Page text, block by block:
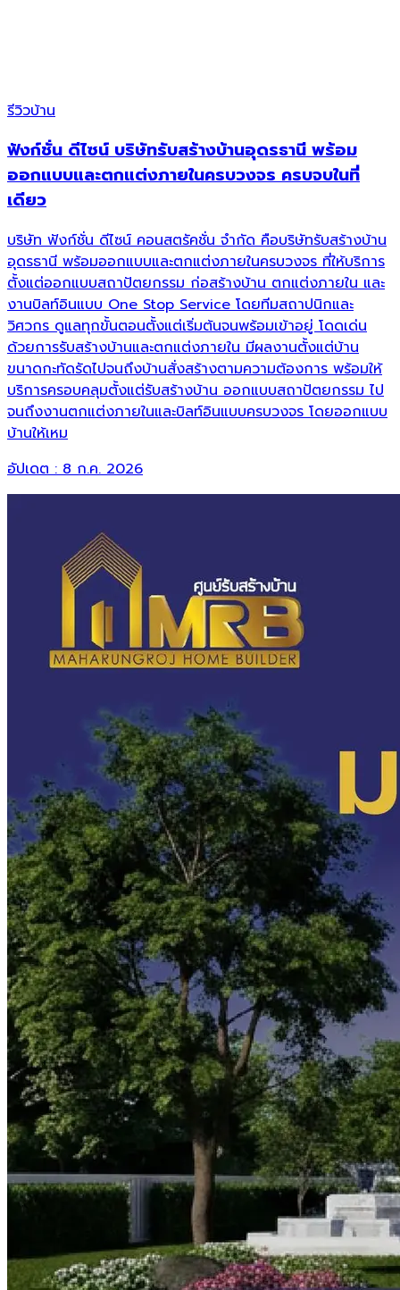
รีวิวบ้าน
ฟังก์ชั่น ดีไซน์ บริษัทรับสร้างบ้านอุดรธานี พร้อม
ออกแบบและตกแต่งภายในครบวงจร ครบจบในที่
เดียว
บริษัท ฟังก์ชั่น ดีไซน์ คอนสตรัคชั่น จำกัด คือบริษัทรับสร้างบ้าน
อุดรธานี พร้อมออกแบบและตกแต่งภายในครบวงจร ที่ให้บริการ
ตั้งแต่ออกแบบสถาปัตยกรรม ก่อสร้างบ้าน ตกแต่งภายใน และ
งานบิลท์อินแบบ One Stop Service โดยทีมสถาปนิกและ
วิศวกร ดูแลทุกขั้นตอนตั้งแต่เริ่มต้นจนพร้อมเข้าอยู่ โดดเด่น
ด้วยการรับสร้างบ้านและตกแต่งภายใน มีผลงานตั้งแต่บ้าน
ขนาดกะทัดรัดไปจนถึงบ้านสั่งสร้างตามความต้องการ พร้อมให้
บริการครอบคลุมตั้งแต่รับสร้างบ้าน ออกแบบสถาปัตยกรรม ไป
จนถึงงานตกแต่งภายในและบิลท์อินแบบครบวงจร โดยออกแบบ
บ้านให้เหม
อัปเดต :8 ก.ค. 2026